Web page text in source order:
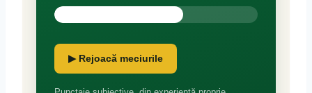
▶ Rejoacă meciurile